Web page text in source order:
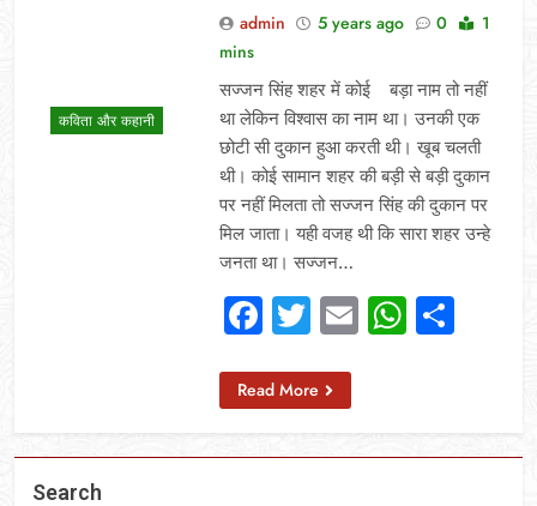
कविता और कहानी
admin 5 years ago 0
1
mins
सज्जन सिंह शहर में कोई बड़ा नाम तो नहीं
था लेकिन विश्वास का नाम था। उनकी एक
छोटी सी दुकान हुआ करती थी। खूब चलती
थी। कोई सामान शहर की बड़ी से बड़ी दुकान
पर नहीं मिलता तो सज्जन सिंह की दुकान पर
मिल जाता। यही वजह थी कि सारा शहर उन्हे
जनता था। सज्जन…
Facebook
Twitter
Email
Read More
Search